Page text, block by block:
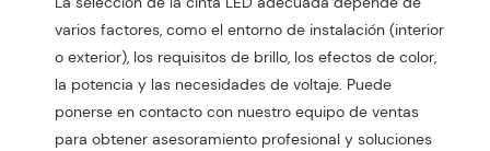
varios factores, como el entorno de instalación (interior
o exterior), los requisitos de brillo, los efectos de color,
la potencia y las necesidades de voltaje. Puede
ponerse en contacto con nuestro equipo de ventas
para obtener asesoramiento profesional y soluciones